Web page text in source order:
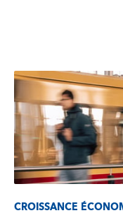
CROISSANCE